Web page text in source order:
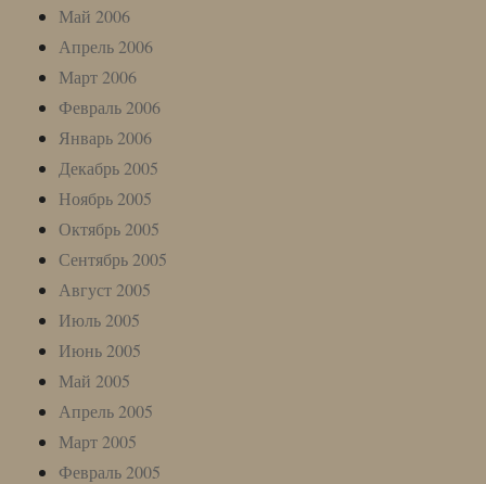
Май 2006
Апрель 2006
Март 2006
Февраль 2006
Январь 2006
Декабрь 2005
Ноябрь 2005
Октябрь 2005
Сентябрь 2005
Август 2005
Июль 2005
Июнь 2005
Май 2005
Апрель 2005
Март 2005
Февраль 2005